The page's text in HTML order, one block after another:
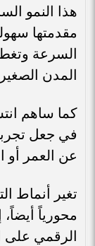
هذا النمو
مقدمتها
السرعة
المدن
كما ساهم
في جعل
عن العمر أو
تغير أنماط
محورياً
الرقمي على